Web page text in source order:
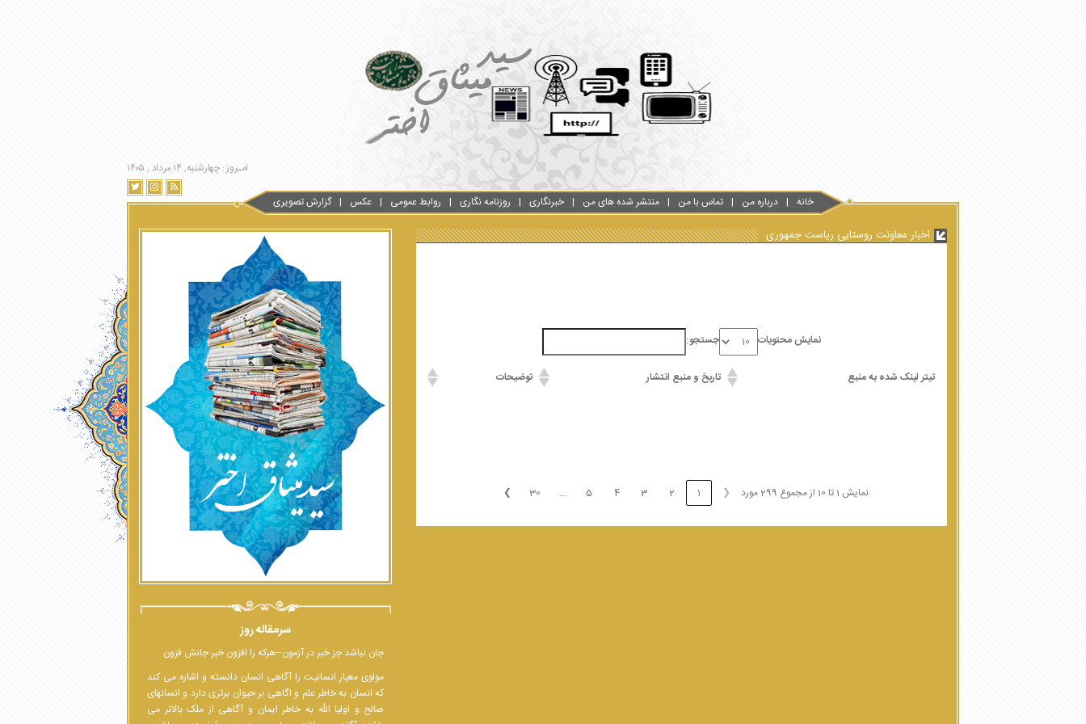
امـروز : چهارشنبه, ۱۴ مرداد , ۱۴۰۵
خانه درباره من تماس با من منتشر شده های من خبرنگاری روزنامه نگاری روابط عمومی عکس گزارش تصویری
اخبار معاونت روستایی ریاست جمهوری
نمایش محتویات جستجو:
تیتر لینک شده به منبع تاریخ و منبع انتشار توضیحات
نمایش 1 تا 10 از مجموع 299 مورد ❮
1
2
3
4
5
…
30
❯
سرمقاله روز
جان نباشد جز خبر در آزمون--هرکه را افزون خبر جانش فزون
مولوی معیار انسانیت را آگاهی انسان دانسته و اشاره می کند
که انسان به خاطر علم و اگاهی بر حیوان برتری دارد و انسانهای
صالح و اولیا الله به خاطر ایمان و آگاهی از ملک بالاتر می